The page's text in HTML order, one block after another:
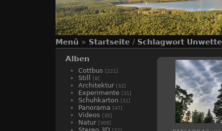
Menü » Startseite / Schlagwort
Alben
Cottbus [221]
Still [8]
Architektur [32]
Experimente [31]
Schuhkarton [31]
Panorama [47]
Videos [35]
Natur [309]
Stereo 3D